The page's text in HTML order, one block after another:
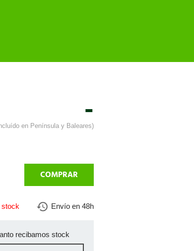
-
en Península y Baleares)
COMPRAR
stock Envío en 48h
recibamos stock